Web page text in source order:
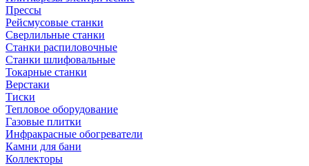
Прессы
Рейсмусовые станки
Сверлильные станки
Станки распиловочные
Станки шлифовальные
Токарные станки
Верстаки
Тиски
Тепловое оборудование
Газовые плитки
Инфракрасные обогреватели
Камни для бани
Коллекторы